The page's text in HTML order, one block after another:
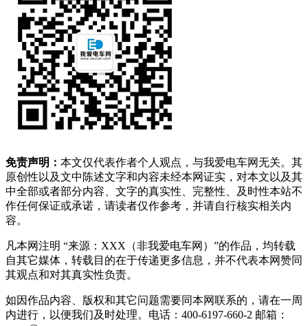
免责声明： 本文仅代表作者个人观点，与我爱电车网无关。其
原创性以及文中陈述文字和内容未经本网证实，对本文以及其
中全部或者部分内容、文字的真实性、完整性、及时性本站不
作任何保证或承诺，请读者仅作参考，并请自行核实相关内
容。
凡本网注明 “来源：XXX（非我爱电车网）”的作品，均转载
自其它媒体，转载目的在于传递更多信息，并不代表本网赞同
其观点和对其真实性负责。
如因作品内容、版权和其它问题需要同本网联系的，请在一周
内进行，以便我们及时处理。电话：400-6197-660-2 邮箱：